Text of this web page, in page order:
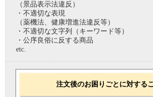
（景品表示法違反）
・不適切な表現
（薬機法、健康増進法違反等）
・不適切な文字列（キーワード等）
・公序良俗に反する商品
etc.
注文後のお困りごとに対する